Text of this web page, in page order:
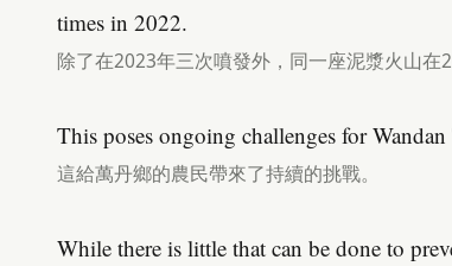
times in 2022.
除了在2023年三次噴發外，同一座泥漿火山在
This poses ongoing challenges for
這給萬丹鄉的農民帶來了持續的挑戰。
While there is little that can be done to